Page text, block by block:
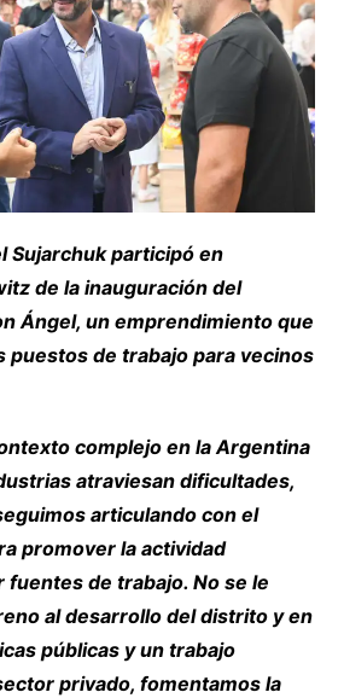
Sujarchuk participó en
de la inauguración del
Ángel, un emprendimiento que
puestos de trabajo para vecinos
complejo en la Argentina
atraviesan dificultades,
articulando con el
promover la actividad
de trabajo. No se le
al desarrollo del distrito y en
públicas y un trabajo
privado, fomentamos la